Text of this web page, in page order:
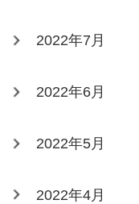
2022年7月
2022年6月
2022年5月
2022年4月